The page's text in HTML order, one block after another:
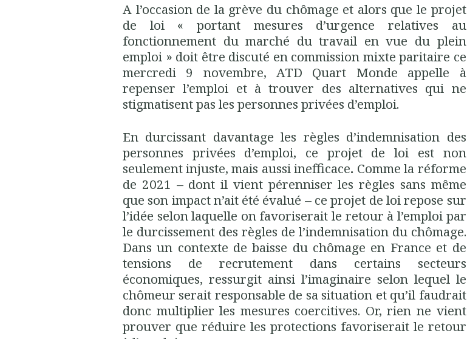
A l’occasion de la grève du chômage et alors que le projet
de loi « portant mesures d’urgence relatives au
fonctionnement du marché du travail en vue du plein
emploi » doit être discuté en commission mixte paritaire ce
mercredi 9 novembre, ATD Quart Monde appelle à
repenser l’emploi et à trouver des alternatives qui ne
stigmatisent pas les personnes privées d’emploi.
En durcissant davantage les règles d’indemnisation des
personnes privées d’emploi, ce projet de loi est non
seulement injuste, mais aussi inefficace. Comme la réforme
de 2021 – dont il vient pérenniser les règles sans même
que son impact n’ait été évalué – ce projet de loi repose sur
l’idée selon laquelle on favoriserait le retour à l’emploi par
le durcissement des règles de l’indemnisation du chômage.
Dans un contexte de baisse du chômage en France et de
tensions de recrutement dans certains secteurs
économiques, ressurgit ainsi l’imaginaire selon lequel le
chômeur serait responsable de sa situation et qu’il faudrait
donc multiplier les mesures coercitives. Or, rien ne vient
prouver que réduire les protections favoriserait le retour